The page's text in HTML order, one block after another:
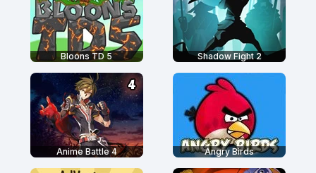
Bloons TD 5 Shadow Fight 2
Anime Battle 4 Angry Birds